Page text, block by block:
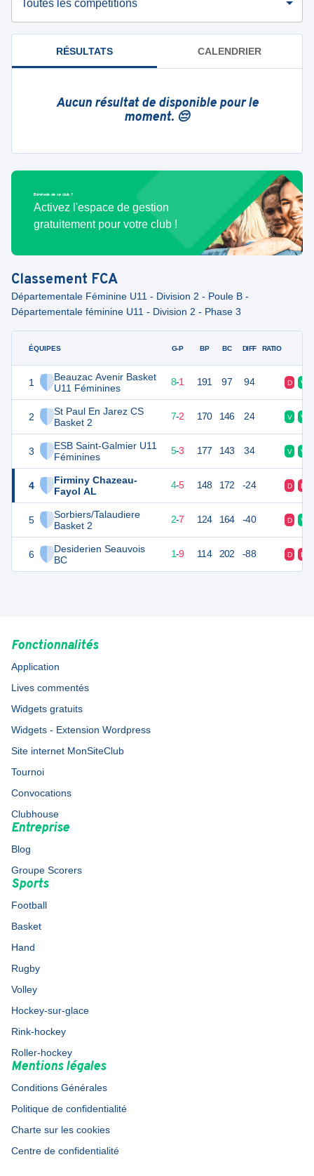
Toutes les compétitions
RÉSULTATS CALENDRIER
Aucun résultat de disponible pour le
moment. 😔
Bénévole de ce club ?
Activez l'espace de gestion
gratuitement pour votre club !
Classement FCA
Départementale Féminine U11 - Division 2 - Poule B -
Départementale féminine U11 - Division 2 - Phase 3
ÉQUIPES
1
Beauzac Avenir Basket
U11 Féminines
2
St Paul En Jarez CS
Basket 2
3
ESB Saint-Galmier U11
Féminines
4
Firminy Chazeau-
Fayol AL
5
Sorbiers/Talaudiere
Basket 2
6
Desiderien Seauvois
BC
G-P BP BC DIFF RATIO
25 9 8-1 191 97 94 D V
25 7-2 170 146 24 V V
22 10 5-3 177 143 34 V V
19 4-5 148 172 -24 D D
13 2-7 124 164 -40 D V
12 1-9 114 202 -88 D D
Fonctionnalités
Application
Lives commentés
Widgets gratuits
Widgets - Extension Wordpress
Site internet MonSiteClub
Tournoi
Convocations
Clubhouse
Entreprise
Blog
Groupe Scorers
Sports
Football
Basket
Hand
Rugby
Volley
Hockey-sur-glace
Rink-hockey
Roller-hockey
Mentions légales
Conditions Générales
Politique de confidentialité
Charte sur les cookies
Centre de confidentialité